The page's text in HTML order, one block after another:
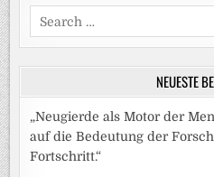
Search
for:
NEUESTE
„Neugierde als Motor der
auf die Bedeutung der
Fortschritt.“